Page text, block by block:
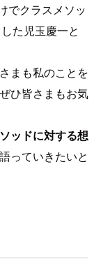
でクラスメソッ
た児玉慶一と
まも私のことを
ひ皆さまもお気
ッドに対する想
っていきたいと